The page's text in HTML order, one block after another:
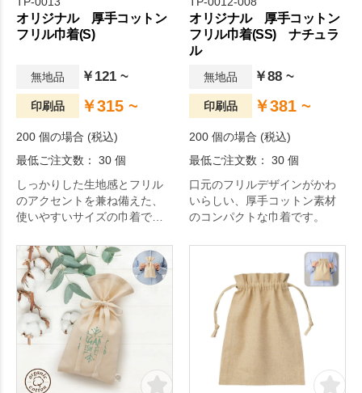
オリジナル 厚手コットン
フリル巾着(S)
無地品 ￥121 ~
印刷品 ￥315 ~
200 個の場合 (税込)
最低ご注文数： 30 個
しっかりした生地感とフリル
のアクセントを兼ね備えた、
使いやすいサイズの巾着で
オリジナル 厚手コットン
フリル巾着(SS) ナチュラ
ル
無地品 ￥88 ~
印刷品 ￥381 ~
200 個の場合 (税込)
最低ご注文数： 30 個
口元のフリルデザインがかわ
いらしい、厚手コットン素材
のコンパクトな巾着です。